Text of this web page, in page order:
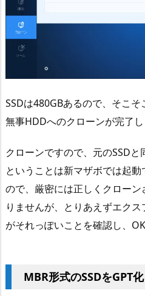
SSDは480GBあるので、そこそ
無事HDDへのクローンが完了し
クローンですので、元のSSDと
ということは新マザボでは起動
ので、厳密には正しくクロー
りませんが、とりあえずエク
がそれっぽいことを確認し、OK
MBR形式のSSDをGPT